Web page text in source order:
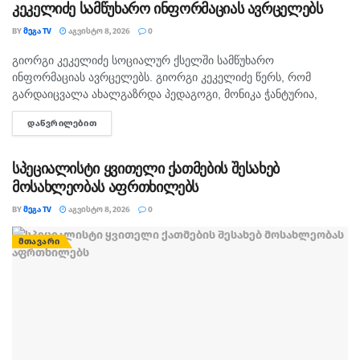
კეკელიძე სამწუხარო ინფორმაციას ავრცელებს
BYᲛᲔᲒᲐ TV ᲐᲒᲕᲘᲡᲢᲝ 8, 2026 0
ᲛᲗᲐᲕᲐᲠᲘ
გიორგი კეკელიძე სოციალურ ქსელში სამწუხარო
ინფორმაციას ავრცელებს. გიორგი კეკელიძე წერს, რომ
გარდაიცვალა ახალგაზრდა პედაგოგი, მონიკა ჭანტურია,
რომელიც თავისი მოსწავლეების მიმართ განსაკუთრებული
სიყვარულით გამოირჩეოდა. „არასდროს მგონებია, რომ აქ,
ᲓᲐᲬᲕᲠᲘᲚᲔᲑᲘᲗ
სპეციალისტი ყვითელი ქათმების შესახებ
მოსახლეობას აფრთხილებს
BYᲛᲔᲒᲐ TV ᲐᲒᲕᲘᲡᲢᲝ 8, 2026 0
ᲛᲗᲐᲕᲐᲠᲘ